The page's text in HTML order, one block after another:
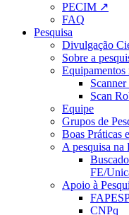
PECIM ↗
FAQ
Pesquisa
Divulgação
Sobre a
Scan
Equipe
Grupos de
Boas Práticas
A pesquisa na
FE/
Apoio à
CNPq